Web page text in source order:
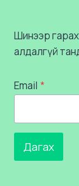
Шинээр
алдалгүй
Email *
Дагах